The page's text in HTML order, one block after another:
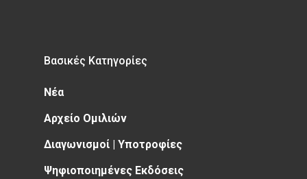
Βασικές Κατηγορίες
Νέα
Αρχείο Ομιλιών
Διαγωνισμοί | Υποτροφίες
Ψηφιοποιημένες Εκδόσεις